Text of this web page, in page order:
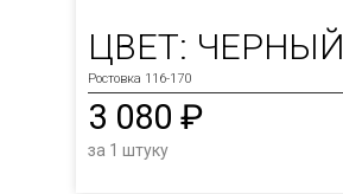
ЦВЕТ: ЧЕРНЫЙ
Ростовка 116-170
3 080 ₽
за 1 штуку